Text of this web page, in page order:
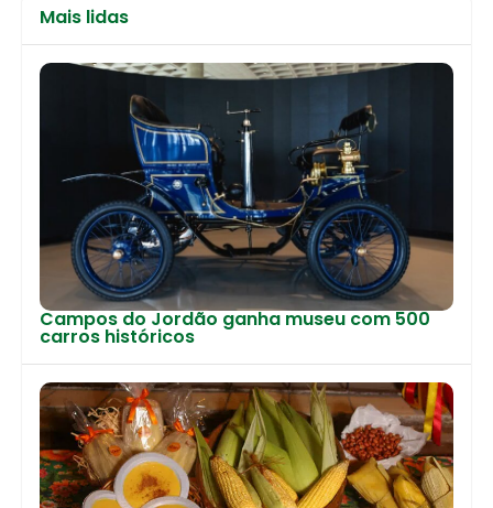
Mais lidas
Campos do Jordão ganha museu com 500
carros históricos